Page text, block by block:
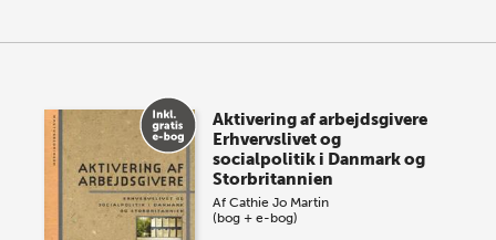
Aktivering af arbejdsgivere
Erhvervslivet og
socialpolitik i Danmark og
Storbritannien
AfCathie Jo Martin
(bog + e-bog)